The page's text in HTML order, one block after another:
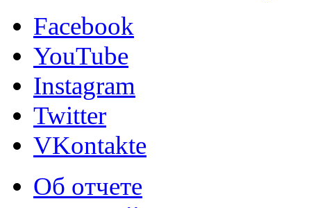
Facebook
YouTube
Instagram
Twitter
VKontakte
Об отчете